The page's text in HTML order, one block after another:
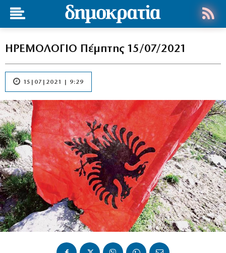
ΗΡΕΜΟΛΟΓΙΟ Πέμπτης 15/07/2021
15|07|2021 | 9:29